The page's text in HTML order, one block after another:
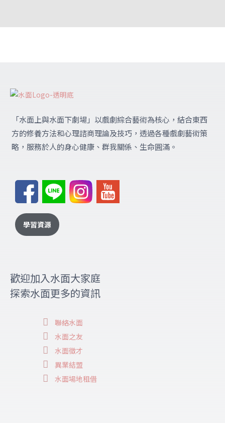
「水面上與水面下劇場」 以戲劇綜合藝術為核心，結合東西
方的修養方法和心理諮商理論及技巧，透過各種戲劇藝術策
略，服務於人的身心健康、群我關係、生命圓滿。
學習資源
歡迎加入水面大家庭
探索水面更多的資訊
聯絡水面
水面之友
水面徵才
異業結盟
水面場地租借